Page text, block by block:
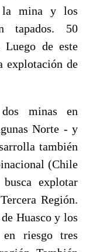
la mina y los
tapados. 50
Luego de este
explotación de
minas en
Norte - y
también
(Chile
explotar
Región.
Huasco y los
riesgo tres